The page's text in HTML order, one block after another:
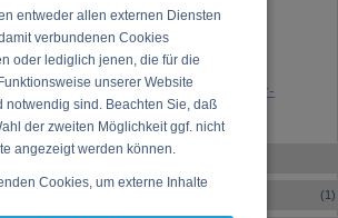
entweder allen externen Diensten
verbundenen Cookies
oder lediglich jenen, die für die
unserer Website
notwendig sind. Beachten Sie, daß
der zweiten Möglichkeit ggf. nicht
angezeigt werden können.
Cookies, um externe Inhalte
410 85 06
37
mitglied/http-wwwagentur-
– Komposition... (1)